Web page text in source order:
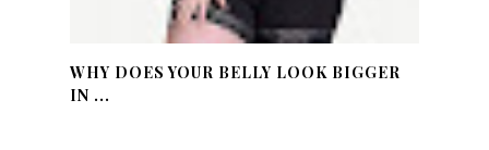
WHY DOES YOUR BELLY LOOK BIGGER
IN ...